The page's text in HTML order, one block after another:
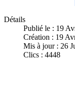
Détails
Publié le : 19
Création : 19
Mis à jour : 26
Clics : 4448